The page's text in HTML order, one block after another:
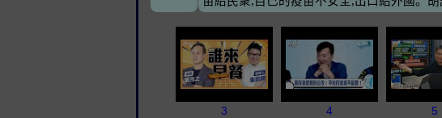
3 4 5